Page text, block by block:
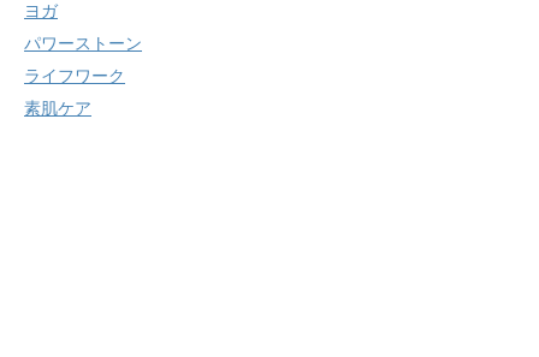
ヨガ
パワーストーン
ライフワーク
素肌ケア